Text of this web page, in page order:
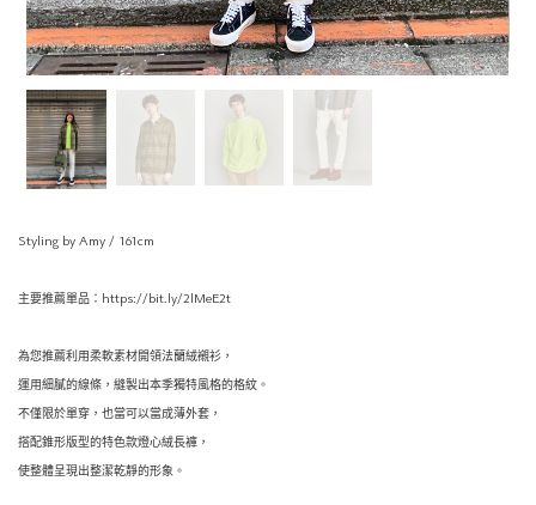
Styling by Amy / 161cm
主要推薦單品：https://bit.ly/2lMeE2t
為您推薦利用柔軟素材開領法蘭絨襯衫，
運用細膩的線條，縫製出本季獨特風格的格紋。
不僅限於單穿，也當可以當成薄外套，
搭配錐形版型的特色款燈心絨長褲，
使整體呈現出整潔乾靜的形象。